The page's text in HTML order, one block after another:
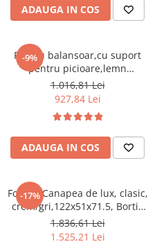
Seturi dormitoare complete
pentru pat
Mobilier Hol/Cuiere
Banci pentru asteptare
Colectia casmir -seturi
cuiere/mobila hol Rai casmir
Pantofare Hol
Set mobilier Hol modern cu
Seturi hol cuiere
Mobilier Birou
ADAUGA IN COS
-9%
Fotoliu balansoar,cu suport
pentru picioare,lemn
mesteacan, stofa/textil gri ,cu
perna,Bortis
1.016,81 Lei
927,84 Lei
ADAUGA IN COS
-17%
Fotoliu/Canapea de lux, clasic,
crem/gri,122x51x71.5, Bortis
Impex
1.836,61 Lei
1.525,21 Lei